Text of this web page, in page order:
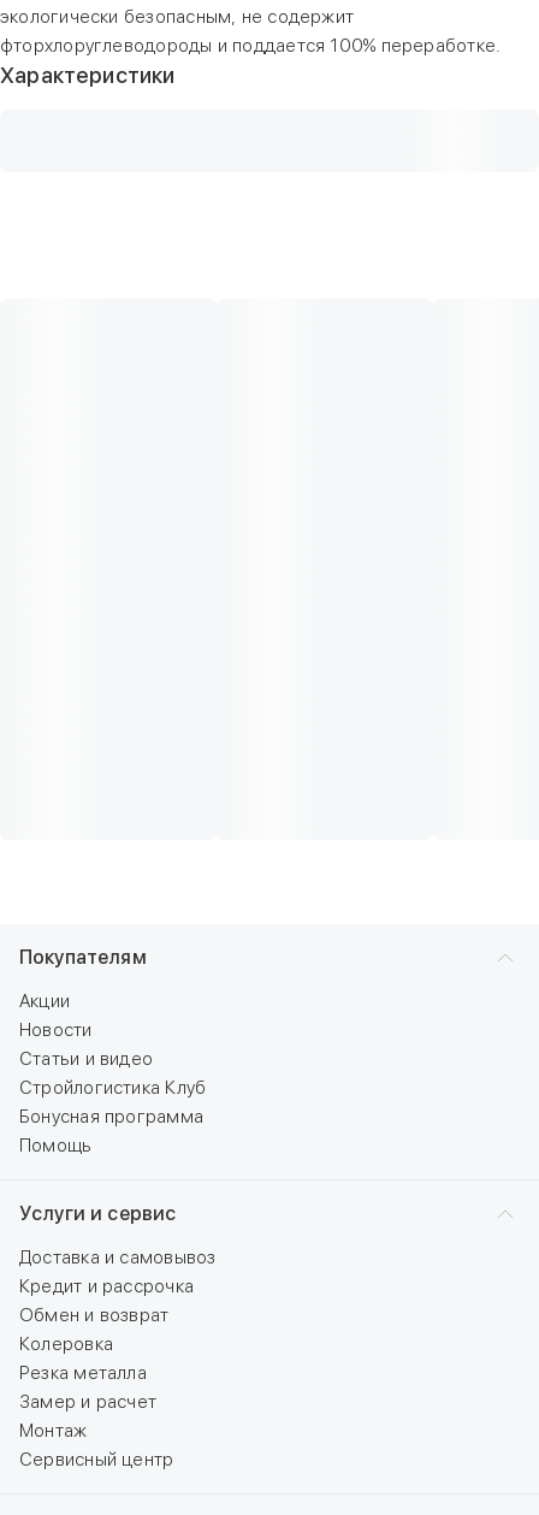
экологически безопасным, не содержит
фторхлоруглеводороды и поддается 100% переработке.
Характеристики
Покупателям
Акции
Новости
Статьи и видео
Стройлогистика Клуб
Бонусная программа
Помощь
Услуги и сервис
Доставка и самовывоз
Кредит и рассрочка
Обмен и возврат
Колеровка
Резка металла
Замер и расчет
Монтаж
Сервисный центр